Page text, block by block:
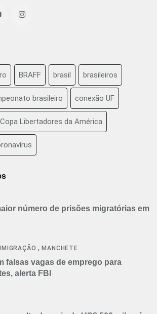
BRAFF brasil brasileiros
brasileiro conexão UF
Copa Libertadores da América
número de prisões migratórias em
IMIGRAÇÃO ,MANCHETE
falsas vagas de emprego para
alerta FBI